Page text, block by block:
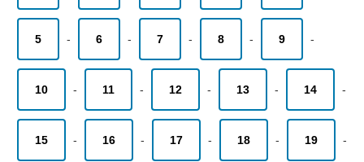
5 - 6 - 7 - 8 - 9 -
10 - 11 - 12 - 13 - 14 -
15 - 16 - 17 - 18 - 19 -